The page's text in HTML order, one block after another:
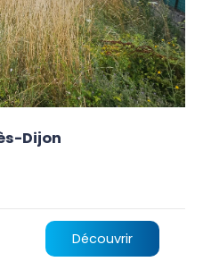
Dijon
Découvrir